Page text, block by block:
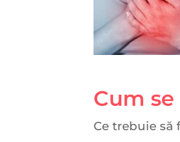
Cum
Ce trebuie să